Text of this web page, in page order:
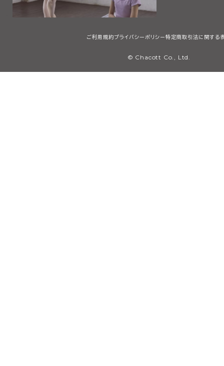
ご利用規約プライバシーポリシー 特定商取引法に関する
© Chacott Co., Ltd.